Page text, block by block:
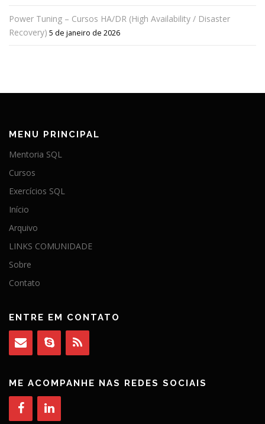
Power Tuning – Cursos HA/DR (High Availability / Disaster
Recovery) 5 de janeiro de 2026
MENU PRINCIPAL
Mentoria SQL
Cursos
Exercícios SQL
Início
Arquivo
LINKS COMUNIDADE
Sobre
Contato
ENTRE EM CONTATO
ME ACOMPANHE NAS REDES SOCIAIS